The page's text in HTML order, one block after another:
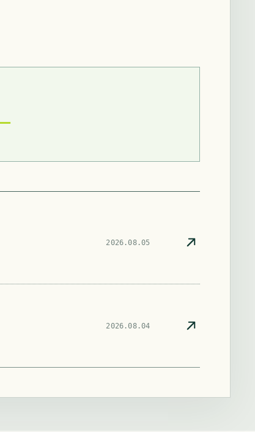
2026.08.05
2026.08.04